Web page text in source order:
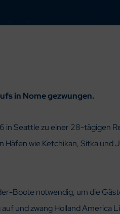
in Nome gezwungen.
Seattle zu einer 28-tägigen
wie Ketchikan, Sitka und
Boote notwendig, um die
und zwang Holland America